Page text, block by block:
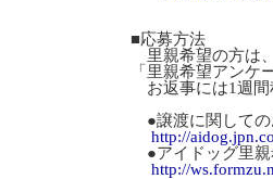
■応募方法
里親希望の方は
「里親希望アンケ
お返事には1週間
●譲渡に関しての
http://
●アイドッグ里親
http://